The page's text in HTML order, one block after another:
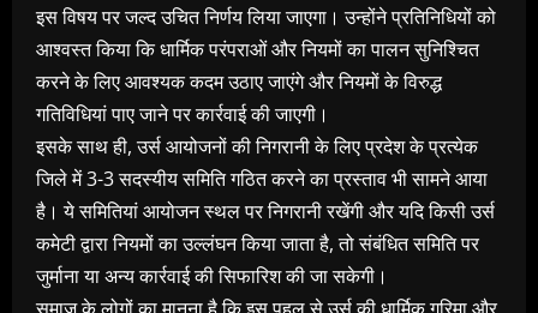
इस विषय पर जल्द उचित निर्णय लिया जाएगा। उन्होंने प्रतिनिधियों को
आश्वस्त किया कि धार्मिक परंपराओं और नियमों का पालन सुनिश्चित
करने के लिए आवश्यक कदम उठाए जाएंगे और नियमों के विरुद्ध
गतिविधियां पाए जाने पर कार्रवाई की जाएगी।
इसके साथ ही, उर्स आयोजनों की निगरानी के लिए प्रदेश के प्रत्येक
जिले में 3-3 सदस्यीय समिति गठित करने का प्रस्ताव भी सामने आया
है। ये समितियां आयोजन स्थल पर निगरानी रखेंगी और यदि किसी उर्स
कमेटी द्वारा नियमों का उल्लंघन किया जाता है, तो संबंधित समिति पर
जुर्माना या अन्य कार्रवाई की सिफारिश की जा सकेगी।